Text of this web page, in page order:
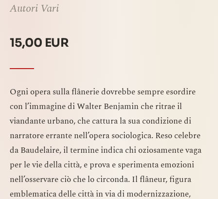
Autori Vari
15,00 EUR
Ogni opera sulla flânerie dovrebbe sempre esordire
con l’immagine di Walter Benjamin che ritrae il
viandante urbano, che cattura la sua condizione di
narratore errante nell’opera sociologica. Reso celebre
da Baudelaire, il termine indica chi oziosamente vaga
per le vie della città, e prova e sperimenta emozioni
nell’osservare ciò che lo circonda. Il flâneur, figura
emblematica delle città in via di modernizzazione,